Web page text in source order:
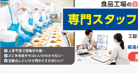
発揮します。 ○高い安全性 本剤は魚毒性
が低く、鳥獣類にも
の現場にも安心してご
製品情報 有効成分
泡錠 適応害虫 ユスリ